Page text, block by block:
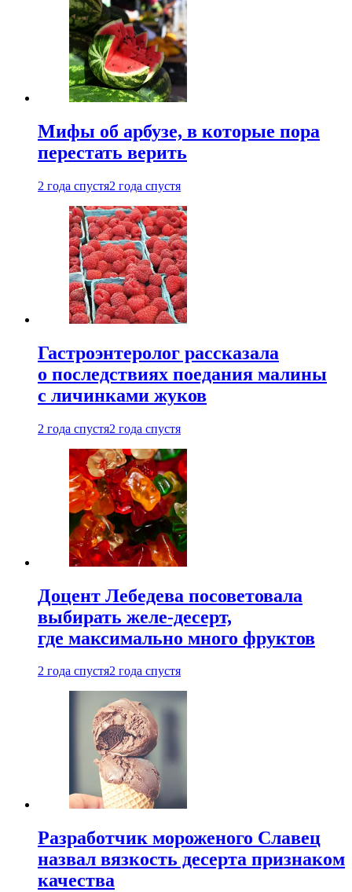
Мифы об арбузе, в которые пора
перестать верить
2 года спустя2 года спустя
Гастроэнтеролог рассказала
о последствиях поедания малины
с личинками жуков
2 года спустя2 года спустя
Доцент Лебедева посоветовала
выбирать желе-десерт,
где максимально много фруктов
2 года спустя2 года спустя
Разработчик мороженого Славец
назвал вязкость десерта признаком
качества